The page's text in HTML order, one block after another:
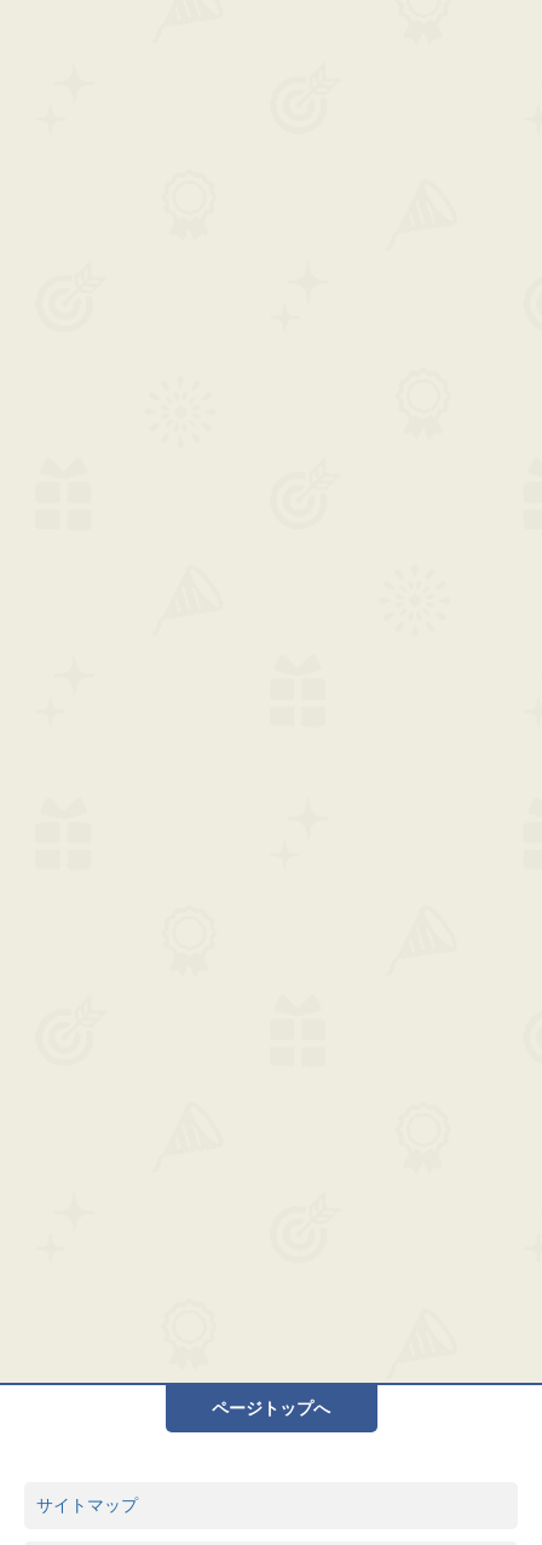
ページトップへ
サイトマップ